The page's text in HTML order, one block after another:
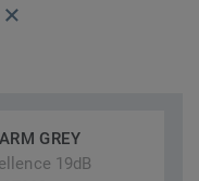
GREY
19dB